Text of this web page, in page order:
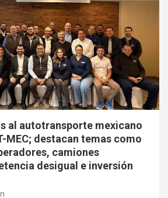
al autotransporte mexicano
MEC; destacan temas como
camiones
desigual e inversión